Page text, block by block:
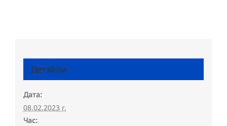
Детайли
Дата:
08.02.2023 г.
Час: